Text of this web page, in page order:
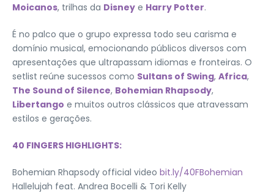
Moicanos, trilhas da Disney e Harry Potter.
É no palco que o grupo expressa todo seu carisma e
domínio musical, emocionando públicos diversos com
apresentações que ultrapassam idiomas e fronteiras. O
setlist reúne sucessos como Sultans of Swing, Africa,
The Sound of Silence, Bohemian Rhapsody,
Libertango e muitos outros clássicos que atravessam
estilos e gerações.
40 FINGERS HIGHLIGHTS:
Bohemian Rhapsody official video bit.ly/40FBohemian
Hallelujah feat. Andrea Bocelli & Tori Kelly